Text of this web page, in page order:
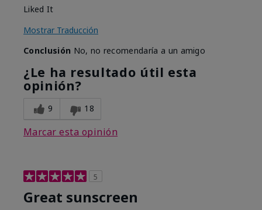
Liked It
Mostrar Traducción
Conclusión No, no recomendaría a un amigo
¿Le ha resultado útil esta
opinión?
9 18
Marcar esta opinión
5
Great sunscreen